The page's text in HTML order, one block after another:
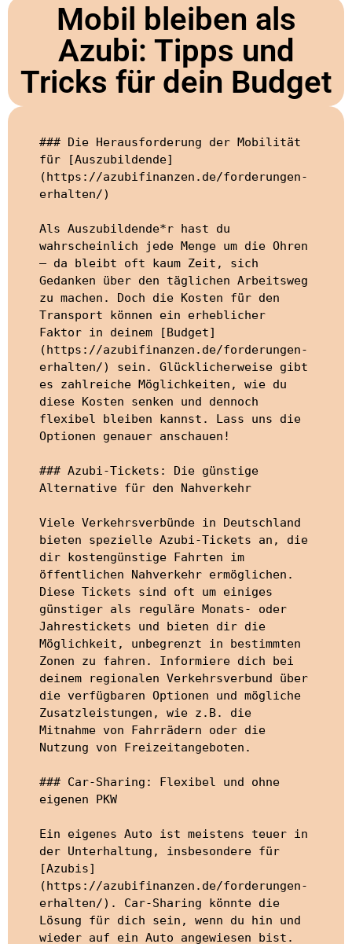
Mobil bleiben als
Azubi: Tipps und
Tricks für dein Budget
### Die Herausforderung der Mobilität
für [Auszubildende]
(https://azubifinanzen.de/forderungen-
erhalten/)
Als Auszubildende*r hast du
wahrscheinlich jede Menge um die Ohren
– da bleibt oft kaum Zeit, sich
Gedanken über den täglichen Arbeitsweg
zu machen. Doch die Kosten für den
Transport können ein erheblicher
Faktor in deinem [Budget]
(https://azubifinanzen.de/forderungen-
erhalten/) sein. Glücklicherweise gibt
es zahlreiche Möglichkeiten, wie du
diese Kosten senken und dennoch
flexibel bleiben kannst. Lass uns die
Optionen genauer anschauen!
### Azubi-Tickets: Die günstige
Alternative für den Nahverkehr
Viele Verkehrsverbünde in Deutschland
bieten spezielle Azubi-Tickets an, die
dir kostengünstige Fahrten im
öffentlichen Nahverkehr ermöglichen.
Diese Tickets sind oft um einiges
günstiger als reguläre Monats- oder
Jahrestickets und bieten dir die
Möglichkeit, unbegrenzt in bestimmten
Zonen zu fahren. Informiere dich bei
deinem regionalen Verkehrsverbund über
die verfügbaren Optionen und mögliche
Zusatzleistungen, wie z.B. die
Mitnahme von Fahrrädern oder die
Nutzung von Freizeitangeboten.
### Car-Sharing: Flexibel und ohne
eigenen PKW
Ein eigenes Auto ist meistens teuer in
der Unterhaltung, insbesondere für
[Azubis]
(https://azubifinanzen.de/forderungen-
erhalten/). Car-Sharing könnte die
Lösung für dich sein, wenn du hin und
wieder auf ein Auto angewiesen bist.